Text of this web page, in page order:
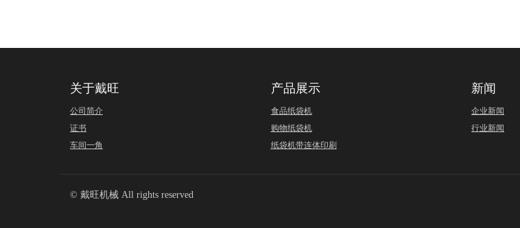
关于戴旺
公司简介
证书
车间一角
产品展示
食品纸袋机
购物纸袋机
纸袋机带连体印刷
新闻
企业新闻
行业新闻
© 戴旺机械 All rights reserved